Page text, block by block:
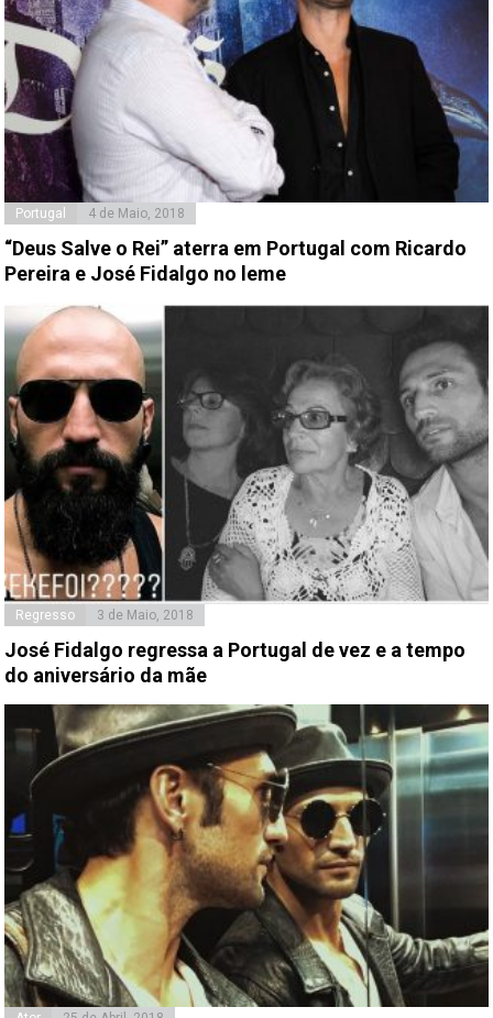
Portugal 4 de Maio, 2018
“Deus Salve o Rei” aterra em Portugal com Ricardo
Pereira e José Fidalgo no leme
Regresso 3 de Maio, 2018
José Fidalgo regressa a Portugal de vez e a tempo
do aniversário da mãe